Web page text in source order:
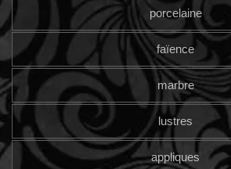
porcelaine
faïence
marbre
lustres
appliques